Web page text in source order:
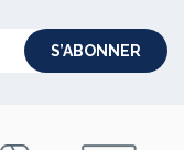
S’ABONNER